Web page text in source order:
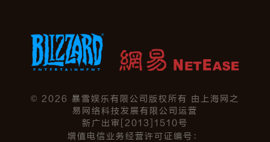
© 2026 暴雪娱乐有限公司版权所有 由上海网之
易网络科技发展有限公司运营
新广出审[2013]1510号
增值电信业务经营许可证编号：